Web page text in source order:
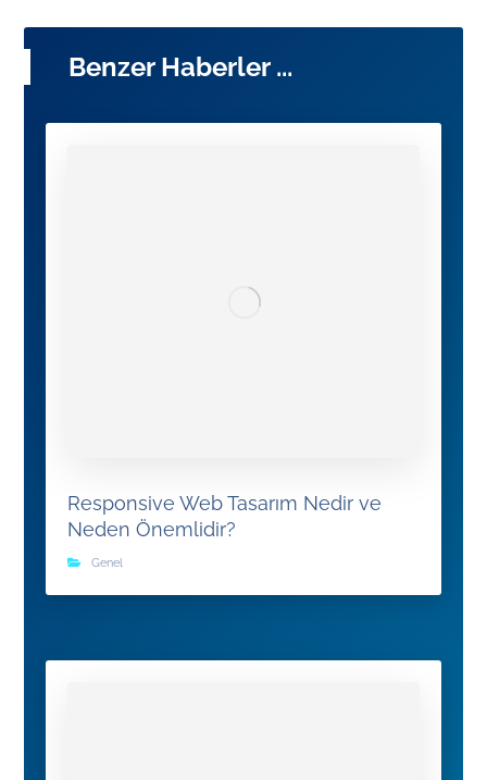
Benzer Haberler ...
Responsive Web Tasarım Nedir ve
Neden Önemlidir?
Genel